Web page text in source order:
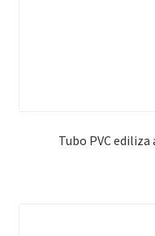
Tubo PVC